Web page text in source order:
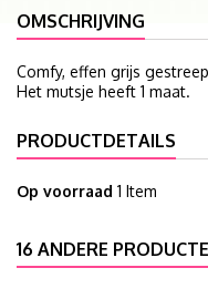
OMSCHRIJVING
Comfy, effen grijs
Het mutsje heeft 1 maat.
PRODUCTDETAILS
Op voorraad 1 Item
16 ANDERE